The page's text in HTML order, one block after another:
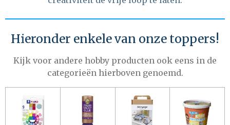
Hieronder enkele van onze toppers!
Kijk voor andere hobby producten ook eens in de
categorieën hierboven genoemd.